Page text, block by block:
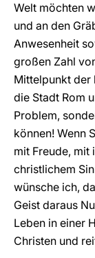
Welt möchten
und an den
Anwesenheit
großen Zahl
Mittelpunkt der
die Stadt Rom
Problem,
können! Wenn
mit Freude, mit
christlichem
wünsche ich,
Geist daraus
Leben in einer
Christen und